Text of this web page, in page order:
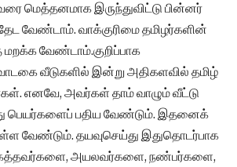
மெத்தனமாக இருந்துவிட்டு பின்னர்
வேண்டாம். வாக்குரிமை தமிழர்களின்
மறக்க வேண்டாம்.குறிப்பாக
வீடுகளில் இன்று அதிகளவில் தமிழ்
எனவே, அவர்கள் தாம் வாழும் வீட்டு
பெயர்களைப் பதிய வேண்டும். இதனைக்
வேண்டும். தயவுசெய்து இதுதொடர்பாக
அயலவர்களை, நண்பர்களை,